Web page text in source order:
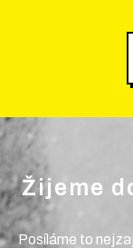
Žijeme
Posíláme to